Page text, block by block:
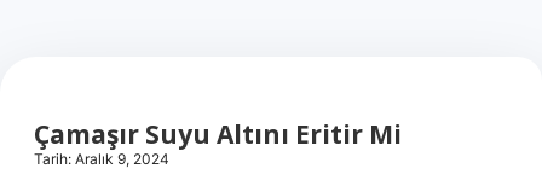
Çamaşır Suyu Altını Eritir Mi
Tarih: Aralık 9, 2024